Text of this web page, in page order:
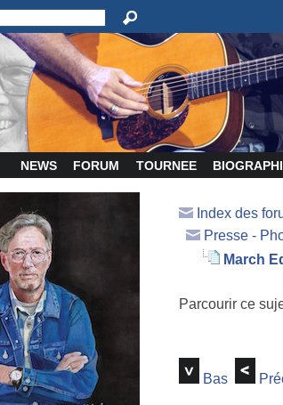
NEWS FORUM TOURNEE
Index des
Presse -
March
Parcourir ce
Bas